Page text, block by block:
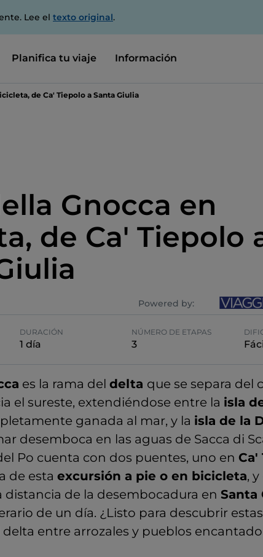
Lee el texto original.
Planifica tu viaje Información
de Ca' Tiepolo a Santa Giulia
Gnocca en
de Ca' Tiepolo
Powered by:
DURACIÓN
1 día
NÚMERO DE ETAPAS
3
es la rama del delta que se separa del
el sureste, extendiéndose entre la isla
ganada al mar, y la isla de la
desemboca en las aguas de Sacca di
Po cuenta con dos puentes, uno en Ca'
de esta excursión a pie o en bicicleta,
distancia de la desembocadura en Santa
de un día. ¿Listo para descubrir
entre arrozales y pueblos